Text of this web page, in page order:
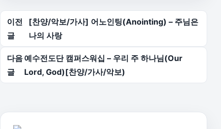
글 탐색
이전
글
[찬양/악보/가사] 어노인팅(Anointing) – 주님은
나의 사랑
다음
글
예수전도단 캠퍼스워십 – 우리 주 하나님(Our
Lord, God)[찬양/가사/악보)